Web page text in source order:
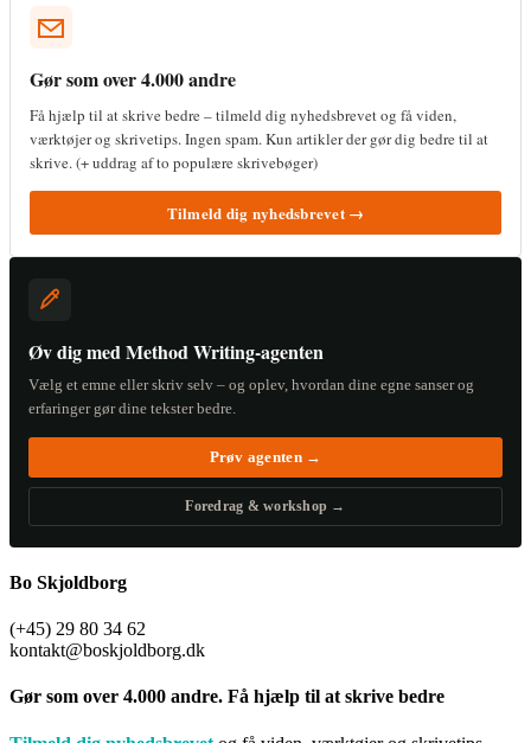
Gør som over 4.000 andre
Få hjælp til at skrive bedre – tilmeld dig nyhedsbrevet og få viden,
værktøjer og skrivetips. Ingen spam. Kun artikler der gør dig bedre til at
skrive. (+ uddrag af to populære skrivebøger)
Tilmeld dig nyhedsbrevet →
Øv dig med Method Writing-agenten
Vælg et emne eller skriv selv – og oplev, hvordan dine egne sanser og
erfaringer gør dine tekster bedre.
Prøv agenten →
Foredrag & workshop →
Bo Skjoldborg
(+45) 29 80 34 62
kontakt@boskjoldborg.dk
Gør som over 4.000 andre. Få hjælp til at skrive bedre